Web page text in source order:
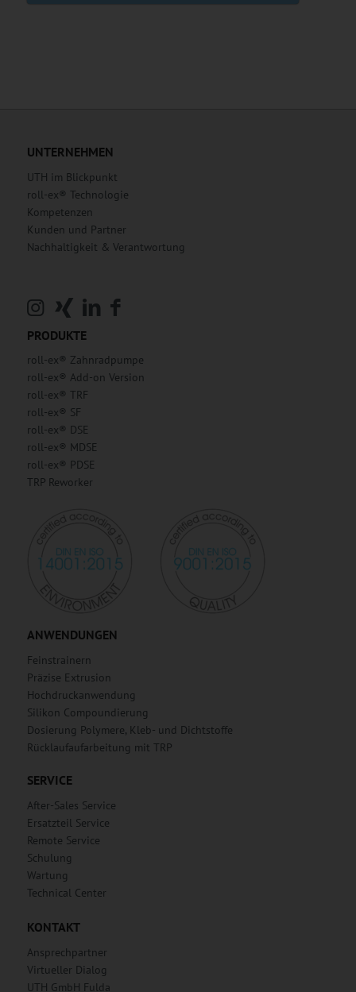
UNTERNEHMEN
UTH im Blickpunkt
roll-ex® Technologie
Kompetenzen
Kunden und Partner
Nachhaltigkeit & Verantwortung
PRODUKTE
roll-ex® Zahnradpumpe
roll-ex® Add-on Version
roll-ex® TRF
roll-ex® SF
roll-ex® DSE
roll-ex® MDSE
roll-ex® PDSE
TRP Reworker
ANWENDUNGEN
Feinstrainern
Präzise Extrusion
Hochdruckanwendung
Silikon Compoundierung
Dosierung Polymere, Kleb- und Dichtstoffe
Rücklaufaufarbeitung mit TRP
SERVICE
After-Sales Service
Ersatzteil Service
Remote Service
Schulung
Wartung
Technical Center
KONTAKT
Ansprechpartner
Virtueller Dialog
UTH GmbH Fulda